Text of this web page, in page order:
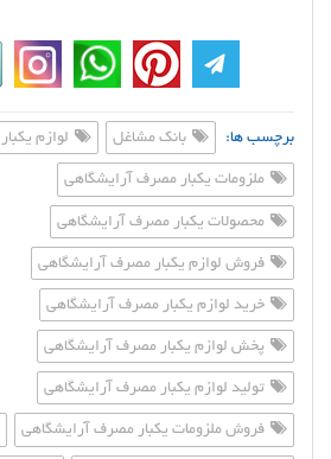
برچسب ها: بانک مشاغل لوازم
ملزومات یکبار مصرف آرایشگاهی
محصولات یکبار مصرف آرایشگاهی
فروش لوازم یکبار مصرف آرایشگاهی
خرید لوازم یکبار مصرف آرایشگاهی
پخش لوازم یکبار مصرف آرایشگاهی
تولید لوازم یکبار مصرف آرایشگاهی
فروش ملزومات یکبار مصرف آرایشگاهی